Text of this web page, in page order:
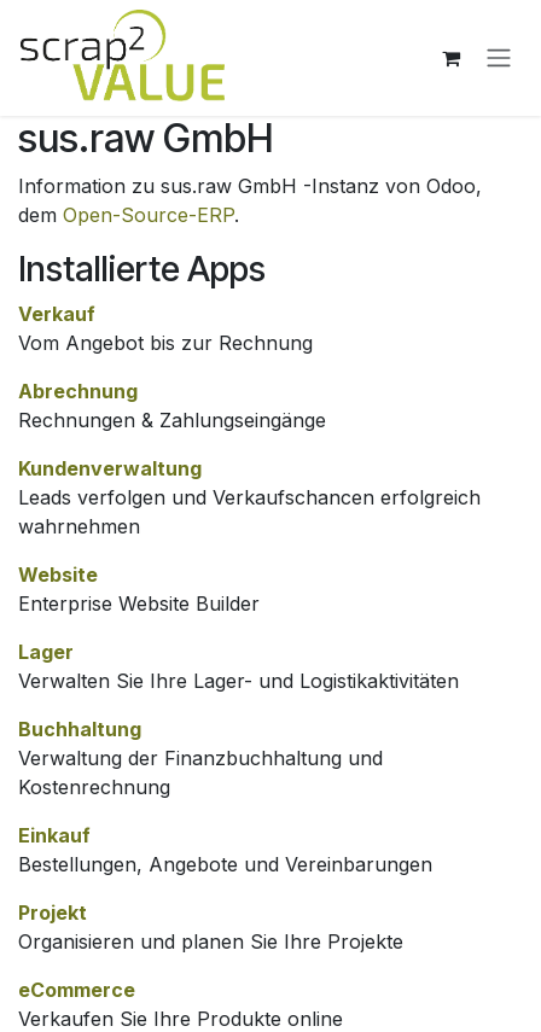
Zum Inhalt springen
sus.raw GmbH
Information zu sus.raw GmbH -Instanz von Odoo,
dem Open-Source-ERP.
Installierte Apps
Verkauf
Vom Angebot bis zur Rechnung
Abrechnung
Rechnungen & Zahlungseingänge
Kundenverwaltung
Leads verfolgen und Verkaufschancen erfolgreich
wahrnehmen
Website
Enterprise Website Builder
Lager
Verwalten Sie Ihre Lager- und Logistikaktivitäten
Buchhaltung
Verwaltung der Finanzbuchhaltung und
Kostenrechnung
Einkauf
Bestellungen, Angebote und Vereinbarungen
Projekt
Organisieren und planen Sie Ihre Projekte
eCommerce
Verkaufen Sie Ihre Produkte online